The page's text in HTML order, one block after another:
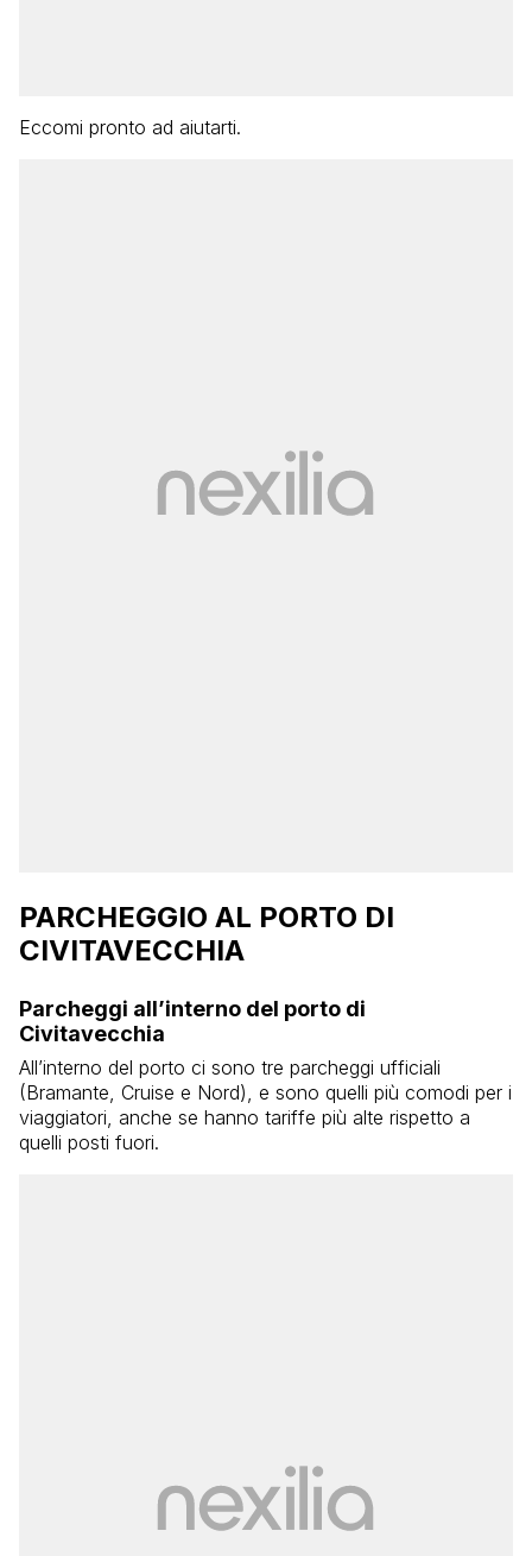
Eccomi pronto ad aiutarti.
PARCHEGGIO AL PORTO DI
CIVITAVECCHIA
Parcheggi all’interno del porto di
Civitavecchia
All’interno del porto ci sono tre parcheggi ufficiali
(Bramante, Cruise e Nord), e sono quelli più comodi per i
viaggiatori, anche se hanno tariffe più alte rispetto a
quelli posti fuori.